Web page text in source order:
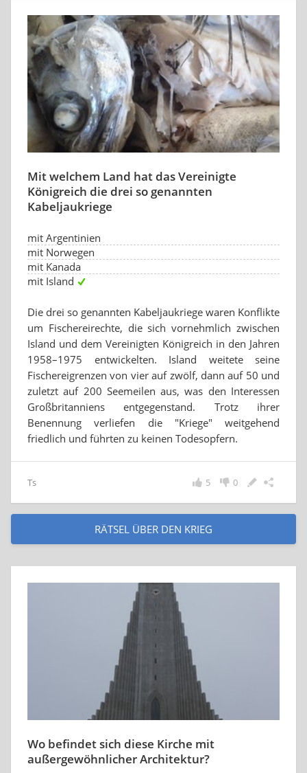
Mit welchem Land hat das Vereinigte
Königreich die drei so genannten
Kabeljaukriege
mit Argentinien
mit Norwegen
mit Kanada
mit Island
Die drei so genannten Kabeljaukriege waren Konflikte
um Fischereirechte, die sich vornehmlich zwischen
Island und dem Vereinigten Königreich in den Jahren
1958–1975 entwickelten. Island weitete seine
Fischereigrenzen von vier auf zwölf, dann auf 50 und
zuletzt auf 200 Seemeilen aus, was den Interessen
Großbritanniens entgegenstand. Trotz ihrer
Benennung verliefen die "Kriege" weitgehend
friedlich und führten zu keinen Todesopfern.
Ts 0
5
RÄTSEL ÜBER DEN KRIEG
Wo befindet sich diese Kirche mit
außergewöhnlicher Architektur?